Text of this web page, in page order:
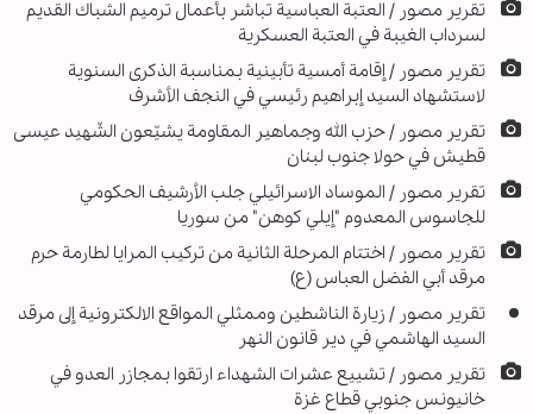
تقرير مصور / العتبة العباسية تباشر بأعمال ترميم الشباك القديم
لسرداب الغيبة في العتبة العسكرية
تقرير مصور / إقامة أمسية تأبينية بمناسبة الذكرى السنوية
لاستشهاد السيد إبراهيم رئيسي في النجف الأشرف
تقریر مصور / حزب الله وجماهير المقاومة يشيّعون الشّهيد عيسى
قطيش في حولا جنوب لبنان
تقرير مصور / الموساد الاسرائيلي جلب الأرشيف الحكومي
للجاسوس المعدوم "إيلي كوهن" من سوريا
تقرير مصور / اختتام المرحلة الثانية من تركيب المرايا لطارمة حرم
مرقد أبي الفضل العباس (ع)
تقرير مصور / زيارة الناشطين وممثلي المواقع الالكترونية إلى مرقد
السيد الهاشمي في دير قانون النهر
تقرير مصور / تشييع عشرات الشهداء ارتقوا بمجازر العدو في
خانيونس جنوبي قطاع غزة